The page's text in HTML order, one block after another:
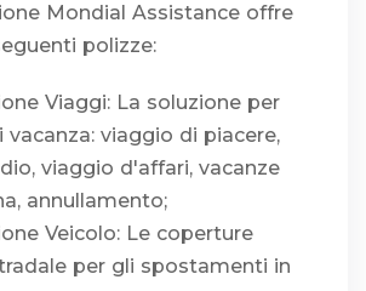
Mondial Assistance offre
polizze:
Viaggi: La soluzione per
viaggio di piacere,
viaggio d'affari, vacanze
annullamento;
Veicolo: Le coperture
per gli spostamenti in